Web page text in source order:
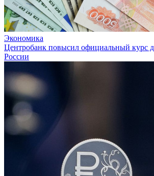
Экономика
Центробанк повысил официальный курс
России